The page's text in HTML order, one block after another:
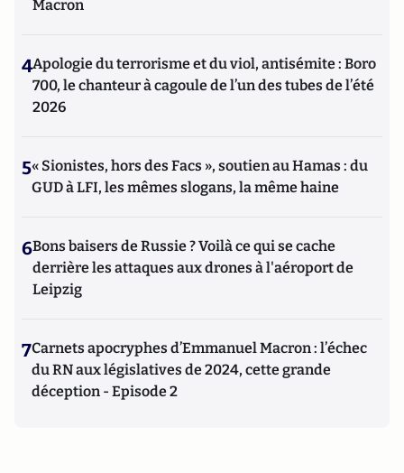
Macron
4Apologie du terrorisme et du viol, antisémite : Boro
700, le chanteur à cagoule de l’un des tubes de l’été
2026
5« Sionistes, hors des Facs », soutien au Hamas : du
GUD à LFI, les mêmes slogans, la même haine
6Bons baisers de Russie ? Voilà ce qui se cache
derrière les attaques aux drones à l'aéroport de
Leipzig
7Carnets apocryphes d’Emmanuel Macron : l’échec
du RN aux législatives de 2024, cette grande
déception - Episode 2